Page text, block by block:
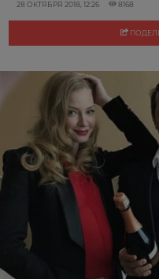
28 ОКТЯБРЯ 2018, 12:26 8168